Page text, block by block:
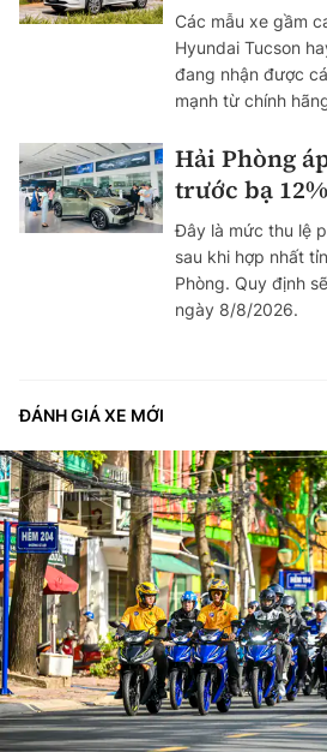
Các mẫu xe gầm
Hyundai Tucson
đang nhận được
mạnh từ chính
Hải Phòng
trước bạ
Đây là mức thu lệ
sau khi hợp nhất
Phòng. Quy định
ngày 8/8/2026.
ĐÁNH GIÁ XE MỚI